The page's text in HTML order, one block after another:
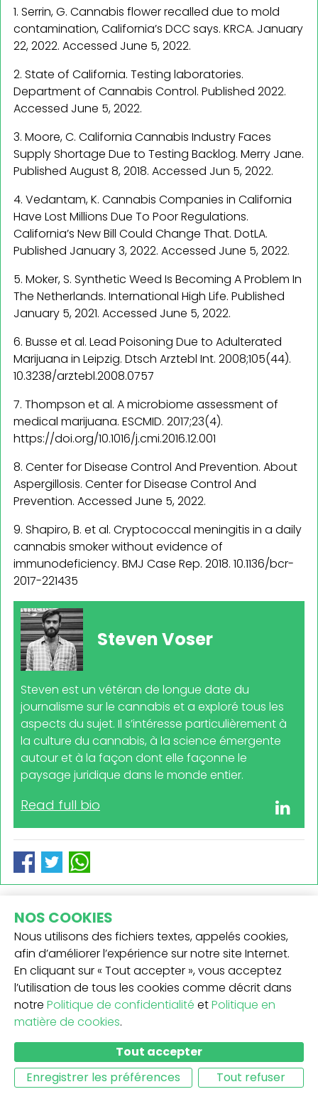
1. Serrin, G. Cannabis flower recalled due to mold
contamination, California’s DCC says. KRCA. January
22, 2022. Accessed June 5, 2022.
2. State of California. Testing laboratories.
Department of Cannabis Control. Published 2022.
Accessed June 5, 2022.
3. Moore, C. California Cannabis Industry Faces
Supply Shortage Due to Testing Backlog. Merry Jane.
Published August 8, 2018. Accessed Jun 5, 2022.
4. Vedantam, K. Cannabis Companies in California
Have Lost Millions Due To Poor Regulations.
California’s New Bill Could Change That. DotLA.
Published January 3, 2022. Accessed June 5, 2022.
5. Moker, S. Synthetic Weed Is Becoming A Problem In
The Netherlands. International High Life. Published
January 5, 2021. Accessed June 5, 2022.
6. Busse et al. Lead Poisoning Due to Adulterated
Marijuana in Leipzig. Dtsch Arztebl Int. 2008;105(44).
10.3238/arztebl.2008.0757
7. Thompson et al. A microbiome assessment of
medical marijuana. ESCMID. 2017;23(4).
https://doi.org/10.1016/j.cmi.2016.12.001
8. Center for Disease Control And Prevention. About
Aspergillosis. Center for Disease Control And
Prevention. Accessed June 5, 2022.
9. Shapiro, B. et al. Cryptococcal meningitis in a daily
cannabis smoker without evidence of
immunodeficiency. BMJ Case Rep. 2018. 10.1136/bcr-
2017-221435
Steven Voser
Steven est un vétéran de longue date du
journalisme sur le cannabis et a exploré tous les
aspects du sujet. Il s’intéresse particulièrement à
la culture du cannabis, à la science émergente
autour et à la façon dont elle façonne le
paysage juridique dans le monde entier.
Read full bio
VOUS POURRIEZ AUSSI AIMER
NOS COOKIES
Nous utilisons des fichiers textes, appelés cookies,
afin d’améliorer l’expérience sur notre site Internet.
En cliquant sur « Tout accepter », vous acceptez
l’utilisation de tous les cookies comme décrit dans
notre Politique de confidentialité etPolitique en
matière de cookies.
Tout accepter
Enregistrer les préférences
Tout refuser